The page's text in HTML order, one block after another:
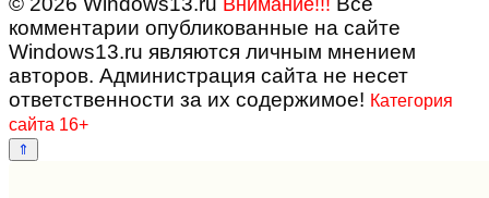
Внимание!!!
комментарии опубликованные на сайте
Windows13.ru являются личным мнением
авторов. Администрация сайта не несет
ответственности за их содержимое! Категория
сайта 16+